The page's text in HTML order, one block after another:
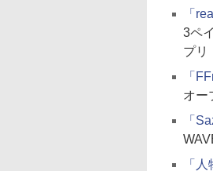
「
3ペ
プリ
「
オー
「
「